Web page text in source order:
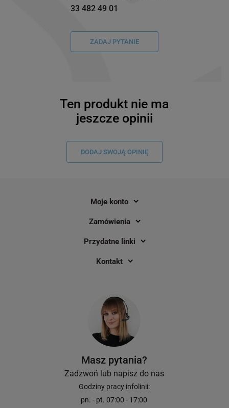
33 482 49 01
ZADAJ PYTANIE
Ten produkt nie ma
jeszcze opinii
DODAJ SWOJĄ OPINIĘ
Moje konto
Zamówienia
Przydatne linki
Kontakt
Masz pytania?
Zadzwoń lub napisz do nas
Godziny pracy infolinii:
pn. - pt. 07:00 - 17:00